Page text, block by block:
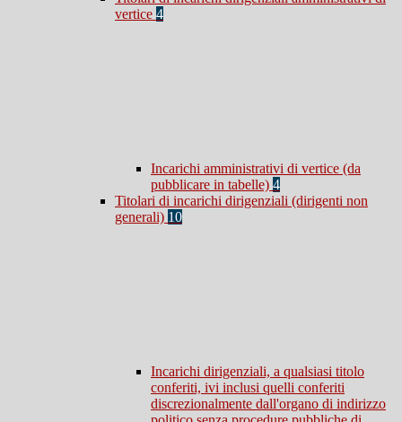
vertice 4
Incarichi amministrativi di vertice (da
pubblicare in tabelle) 4
Titolari di incarichi dirigenziali (dirigenti non
generali) 10
Incarichi dirigenziali, a qualsiasi titolo
conferiti, ivi inclusi quelli conferiti
discrezionalmente dall'organo di indirizzo